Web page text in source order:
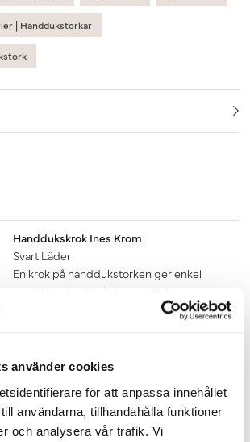
använder cookies
för att anpassa innehållet
användarna, tillhandahålla funktioner
och analysera vår trafik. Vi
| Handdukstorkar
Handdukskrok Ines Krom
Svart Läder
En krok på handdukstorken ger enkel
upphängning. Torkningen blir även
snabbare om handduken får hänga fritt.
Lägg till
Handdukskrok Ines Krom
Mörkbrunt Läder